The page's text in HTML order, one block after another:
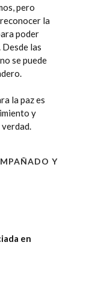
pero
la
poder
las
se puede
la paz es
y
Y
en